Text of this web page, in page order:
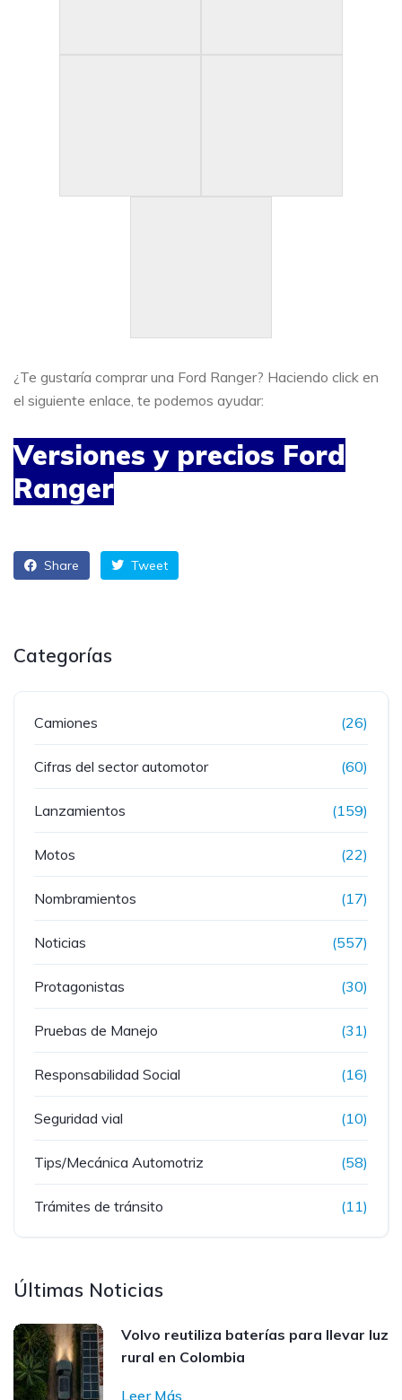
¿Te gustaría comprar una Ford Ranger? Haciendo click en
el siguiente enlace, te podemos ayudar:
Versiones y precios Ford
Ranger
Share Tweet
Categorías
Camiones (26)
Cifras del sector automotor (60)
Lanzamientos (159)
Motos (22)
Nombramientos (17)
Noticias (557)
Protagonistas (30)
Pruebas de Manejo (31)
Responsabilidad Social (16)
Seguridad vial (10)
Tips/Mecánica Automotriz (58)
Trámites de tránsito (11)
Últimas Noticias
Volvo reutiliza baterías para llevar luz
rural en Colombia
Leer Más